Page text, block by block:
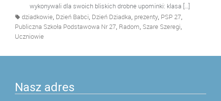
wykonywali dla swoich bliskich drobne upominki: klasa […]
dziadkowie, Dzień Babci, Dzień Dziadka, prezenty, PSP 27,
Publiczna Szkoła Podstawowa Nr 27, Radom, Szare Szeregi,
Uczniowie
Nasz adres